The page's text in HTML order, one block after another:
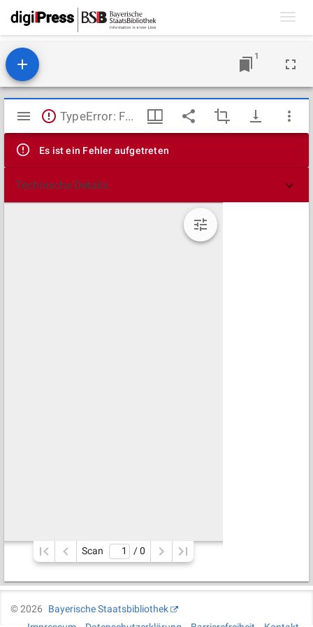
1
Mirador
Viewer
TypeError: Failed to fetch
Es ist ein Fehler aufgetreten
Technische Details
Scan / 0
©2026
Bayerische Staatsbibliothek